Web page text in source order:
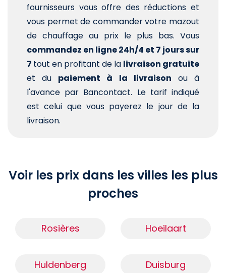
fournisseurs vous offre des réductions et
vous permet de commander votre mazout
de chauffage au prix le plus bas. Vous
commandez en ligne 24h/4 et 7 jours sur
7 tout en profitant de la livraison gratuite
et du paiement à la livraison ou à
l'avance par Bancontact. Le tarif indiqué
est celui que vous payerez le jour de la
livraison.
Voir les prix dans les villes les plus
proches
Rosières Hoeilaart
Huldenberg Duisburg